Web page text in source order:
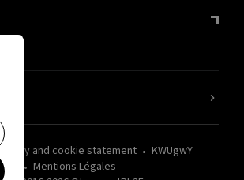
and cookie statement
KWUgwY
Mentions Légales